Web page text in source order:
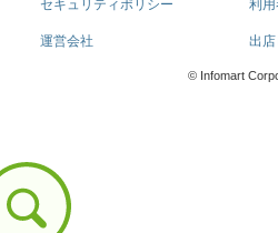
セキュリティポリシー 利
運営会社 出
© Infomart